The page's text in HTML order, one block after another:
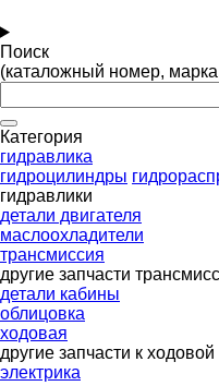
Поиск
(каталожный номер,
Категория
гидравлика
гидроцилиндры
гидравлики
детали двигателя
маслоохладители
трансмиссия
другие запчасти
детали кабины
облицовка
ходовая
другие запчасти к ходовой
электрика